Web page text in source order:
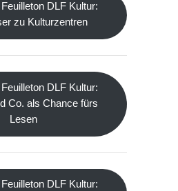
DLF Kultur:
zu Kulturzentren
DLF Kultur:
Co. als Chance fürs
Lesen
DLF Kultur: